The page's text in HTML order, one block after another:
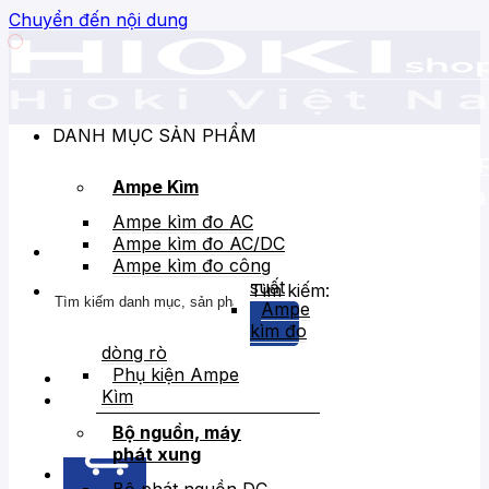
Chuyển đến nội dung
Tìm kiếm:
DANH MỤC SẢN PHẨM
Ampe Kìm
Ampe kìm đo AC
Ampe kìm đo AC/DC
Ampe kìm đo công
suất
Ampe
kìm đo
dòng rò
Phụ kiện Ampe
Kìm
Bộ nguồn, máy
phát xung